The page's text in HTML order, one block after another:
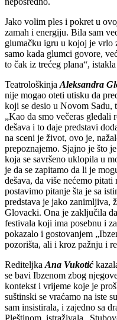
Jako volim ples i pokret u
zamah i energiju. Bila sam
glumačku igru u kojoj je vrlo
samo kada glumci govore,
to čak iz trećeg plana“,
Teatrološkinja Aleksandra
nije mogao oteti utisku da
koji se desio u Novom Sadu,
„Kao da smo večeras gledali
dešava i to daje predstavi
na sceni je život, ovo je,
prepoznajemo. Sjajno je što
koja se savršeno uklopila u
je da se zapitamo da li je
dešava, da više nećemo
postavimo pitanje šta je sa
predstava je jako zanimljiva,
Glovacki. Ona je zaključila
festivala koji ima posebnu i
pokazalo i gostovanjem
pozorišta, ali i kroz pažnju i
Rediteljka Ana Vukotić
se bavi Ibzenom zbog
kontekst i vrijeme koje je
suštinski se vraćamo na iste
sam insistirala, i zajedno sa
Pleštinom, istraživala